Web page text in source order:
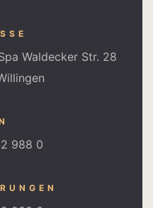
Waldecker Str. 28
988 0